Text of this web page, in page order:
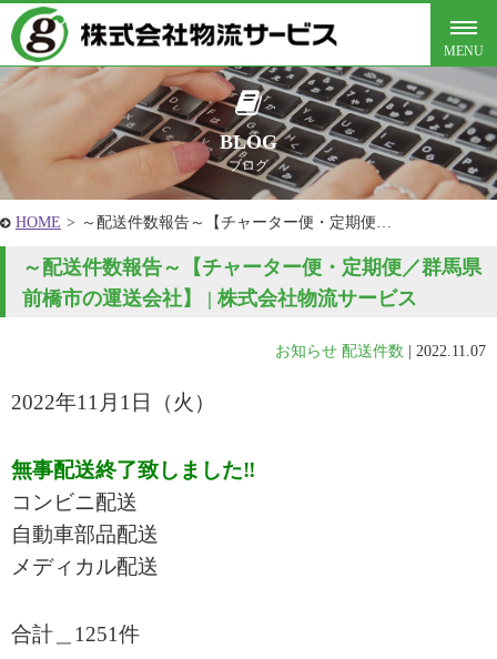
BLOG
ブログ
HOME > ～配送件数報告～【チャーター便・定期便…
～配送件数報告～【チャーター便・定期便／群馬県
前橋市の運送会社】 | 株式会社物流サービス
お知らせ 配送件数 2022.11.07
2022年11月1 日（火 ）
無事配送終了致しました‼
コンビニ配送
自動車部品配送
メディカル配送
合計＿1251件